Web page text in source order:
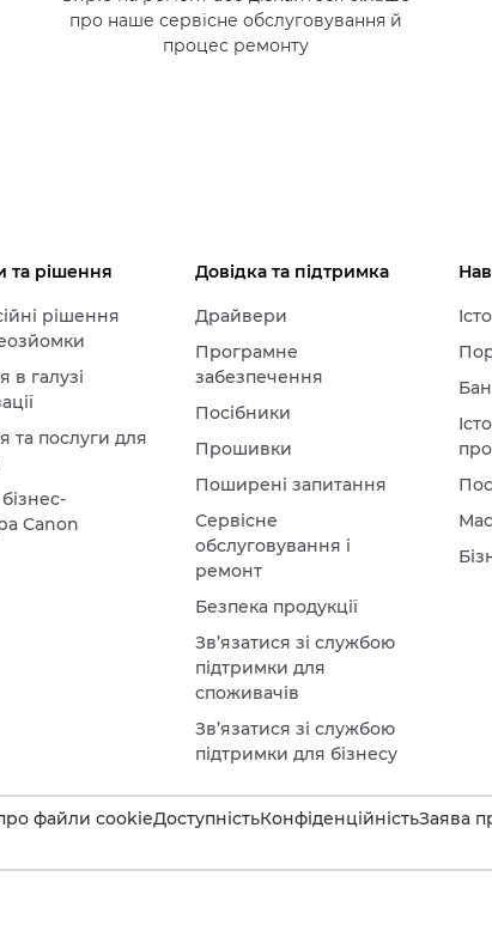
про наше сервісне обслуговування й
процес ремонту
та рішення
рішення
в галузі
та послуги для
Canon
Довідка та підтримка
Драйвери
Програмне
забезпечення
Посібники
Прошивки
Поширені запитання
Сервісне
обслуговування і
ремонт
Безпека продукції
Зв’язатися зі службою
підтримки для
споживачів
Зв’язатися зі службою
підтримки для бізнесу
файли cookieДоступністьКонфіденційністьЗаява